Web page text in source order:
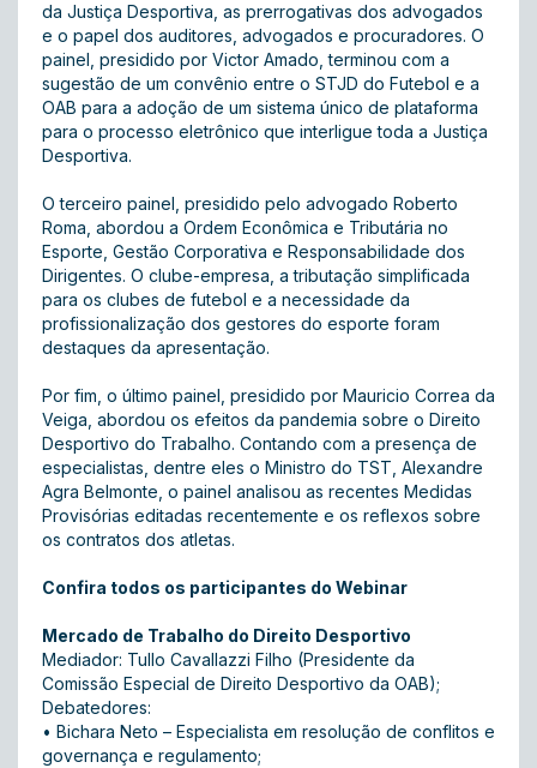
da Justiça Desportiva, as prerrogativas dos advogados
e o papel dos auditores, advogados e procuradores. O
painel, presidido por Victor Amado, terminou com a
sugestão de um convênio entre o STJD do Futebol e a
OAB para a adoção de um sistema único de plataforma
para o processo eletrônico que interligue toda a Justiça
Desportiva.
O terceiro painel, presidido pelo advogado Roberto
Roma, abordou a Ordem Econômica e Tributária no
Esporte, Gestão Corporativa e Responsabilidade dos
Dirigentes. O clube-empresa, a tributação simplificada
para os clubes de futebol e a necessidade da
profissionalização dos gestores do esporte foram
destaques da apresentação.
Por fim, o último painel, presidido por Mauricio Correa da
Veiga, abordou os efeitos da pandemia sobre o Direito
Desportivo do Trabalho. Contando com a presença de
especialistas, dentre eles o Ministro do TST, Alexandre
Agra Belmonte, o painel analisou as recentes Medidas
Provisórias editadas recentemente e os reflexos sobre
os contratos dos atletas.
Confira todos os participantes do Webinar
Mercado de Trabalho do Direito Desportivo
Mediador: Tullo Cavallazzi Filho (Presidente da
Comissão Especial de Direito Desportivo da OAB);
Debatedores:
• Bichara Neto – Especialista em resolução de conflitos e
governança e regulamento;